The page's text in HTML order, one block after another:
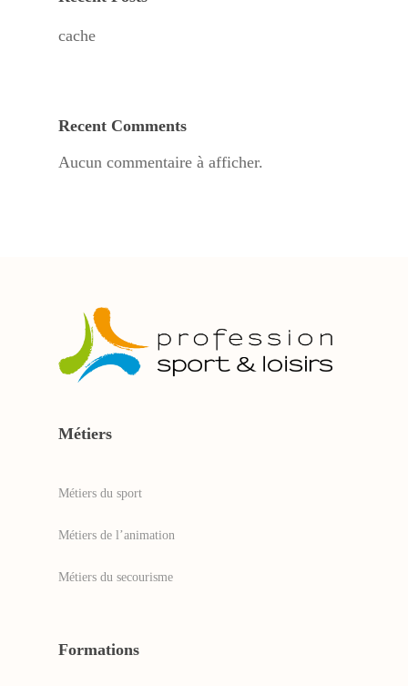
cache
Recent Comments
Aucun commentaire à afficher.
Métiers
Métiers du sport
Métiers de l’animation
Métiers du secourisme
Formations